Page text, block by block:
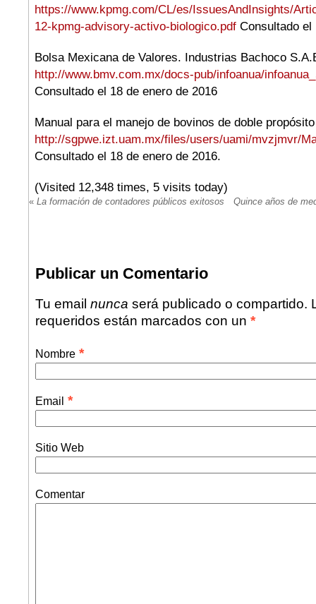
https://www.kpmg.com/CL/es/IssuesAndInsights/
12-kpmg-advisory-activo-biologico.pdf Consultado el
Bolsa Mexicana de Valores. Industrias Bachoco
http://www.bmv.com.mx/docs-pub/infoanua/
Consultado el 18 de enero de 2016
Manual para el manejo de bovinos de doble propósito
http://sgpwe.izt.uam.mx/files/users/uami/mvzjmvr/
Consultado el 18 de enero de 2016.
(Visited 12,348 times, 5 visits today)
« La formación de contadores públicos exitosos Quince años de
Publicar un Comentario
Tu email nunca será publicado o compartido.
requeridos están marcados con un *
Nombre *
Email *
Sitio Web
Comentar